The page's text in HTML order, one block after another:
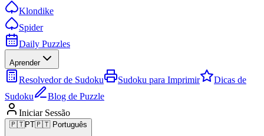
Klondike
Spider
Daily Puzzles
Aprender
Resolvedor de Sudoku Sudoku para Imprimir
Dicas de
Sudoku
Blog de Puzzle
Iniciar Sessão
🇵🇹PT🇵🇹 Português